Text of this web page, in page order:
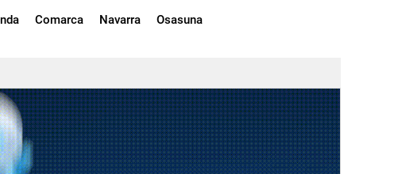
Comarca Navarra Osasuna